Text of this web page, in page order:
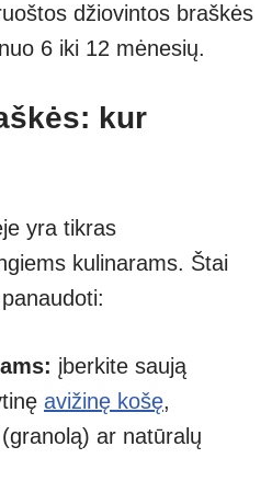
džiovintos braškės
6 iki 12 mėnesių.
kur
yra tikras
kulinarams. Štai
įberkite saują
avižinę košę,
ar natūralų